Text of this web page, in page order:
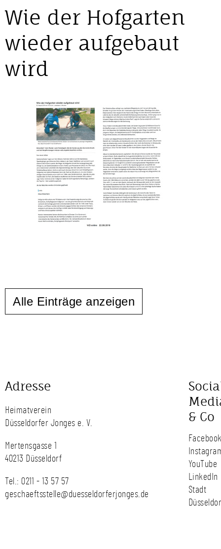
Wie der Hofgarten
wieder aufgebaut
wird
Alle Einträge anzeigen
Adresse
Heimatverein
Düsseldorfer Jonges e. V.
Mertensgasse 1
40213 Düsseldorf
Tel.: 0211 - 13 57 57
geschaeftsstelle@duesseldorferjonges.de
& Co
YouTube
LinkedIn
Stadt